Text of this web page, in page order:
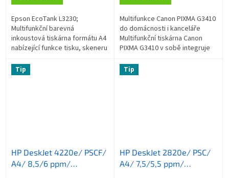
Epson EcoTank L3230;
Multifunkční barevná
inkoustová tiskárna formátu A4
nabízející funkce tisku, skeneru
5760 × 1440 DPI a rozlišení
skeneru až...
Multifunkce Canon PIXMA G3410
do domácnosti i kanceláře
Multifunkční tiskárna Canon
PIXMA G3410 v sobě integruje
představuje optimální zařízení
do každé...
Tip
HP DeskJet 4220e/ PSCF/
A4/ 8,5/6 ppm/
Tip
HP DeskJet 2820e/ PSC/
A4/ 7,5/5,5 ppm/